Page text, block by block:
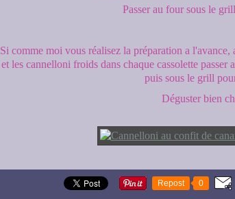
Passer au four sous le
Si comme moi vous réalisez la préparation a
et les cannelloni froids dans chaque cassolette
puis sous le grill
Déguster bien
Repost 0